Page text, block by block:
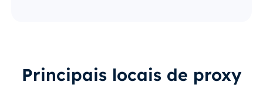
Principais locais de proxy